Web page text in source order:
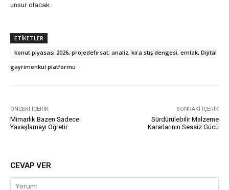
unsur olacak.
ETIKETLER
konut piyasası 2026, projedefırsat, analiz, kira stış dengesi, emlak, Dijital
gayrimenkul platformu
ÖNCEKI İÇERIK
Mimarlık Bazen Sadece
Yavaşlamayı Öğretir
SONRAKI İÇERIK
Sürdürülebilir Malzeme
Kararlarının Sessiz Gücü
CEVAP VER